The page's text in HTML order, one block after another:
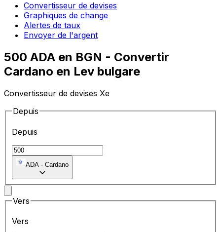
Convertisseur de devises
Graphiques de change
Alertes de taux
Envoyer de l'argent
500 ADA en BGN - Convertir
Cardano en Lev bulgare
Convertisseur de devises Xe
Depuis
Depuis
ADA - Cardano
Vers
Vers